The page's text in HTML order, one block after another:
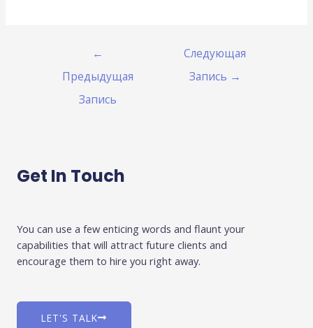
←
Предыдущая
Запись
Следующая
Запись →
Get In Touch
You can use a few enticing words and flaunt your
capabilities that will attract future clients and
encourage them to hire you right away.
LET'S TALK